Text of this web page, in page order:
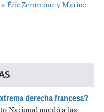
Éric Zemmour y Marine
derecha francesa?
Nacional quedó a las